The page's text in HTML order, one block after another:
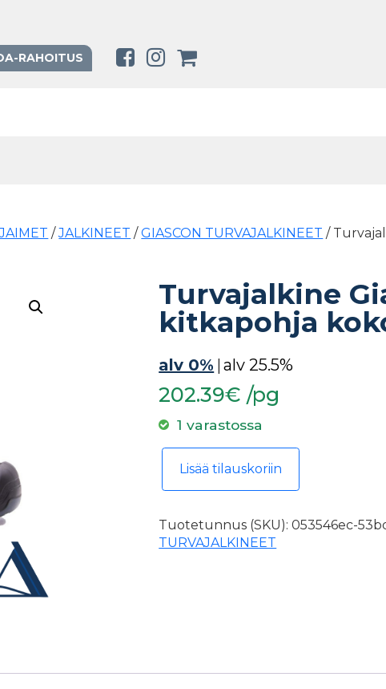
RAHOITUS
/JALKINEET /GIASCON TURVAJALKINEET /
Turvajalkine
kitkapohja
alv 0% |alv 25.5%
202.39€ /pg
1 varastossa
Turvajalkine Giasco Arolla S7S,
Lisää tilauskoriin
Tuotetunnus (SKU):053546ec-
TURVAJALKINEET